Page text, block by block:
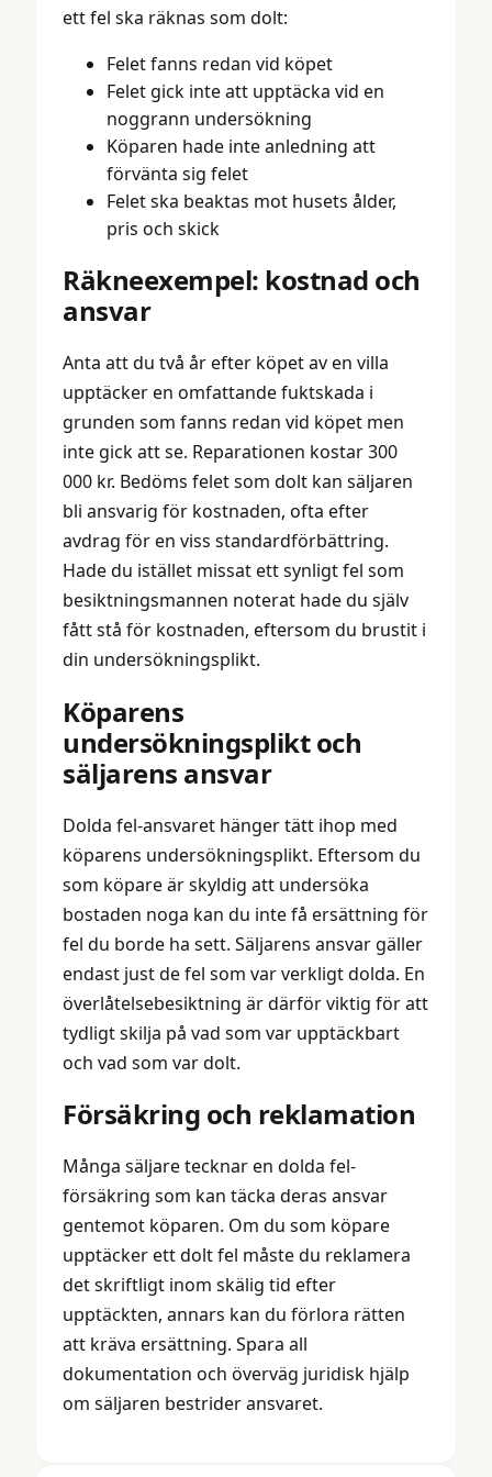
ett fel ska räknas som dolt:
Felet fanns redan vid köpet
Felet gick inte att upptäcka vid en
noggrann undersökning
Köparen hade inte anledning att
förvänta sig felet
Felet ska beaktas mot husets ålder,
pris och skick
Räkneexempel: kostnad och
ansvar
Anta att du två år efter köpet av en villa
upptäcker en omfattande fuktskada i
grunden som fanns redan vid köpet men
inte gick att se. Reparationen kostar 300
000 kr. Bedöms felet som dolt kan säljaren
bli ansvarig för kostnaden, ofta efter
avdrag för en viss standardförbättring.
Hade du istället missat ett synligt fel som
besiktningsmannen noterat hade du själv
fått stå för kostnaden, eftersom du brustit i
din undersökningsplikt.
Köparens
undersökningsplikt och
säljarens ansvar
Dolda fel-ansvaret hänger tätt ihop med
köparens undersökningsplikt. Eftersom du
som köpare är skyldig att undersöka
bostaden noga kan du inte få ersättning för
fel du borde ha sett. Säljarens ansvar gäller
endast just de fel som var verkligt dolda. En
överlåtelsebesiktning är därför viktig för att
tydligt skilja på vad som var upptäckbart
och vad som var dolt.
Försäkring och reklamation
Många säljare tecknar en dolda fel-
försäkring som kan täcka deras ansvar
gentemot köparen. Om du som köpare
upptäcker ett dolt fel måste du reklamera
det skriftligt inom skälig tid efter
upptäckten, annars kan du förlora rätten
att kräva ersättning. Spara all
dokumentation och överväg juridisk hjälp
om säljaren bestrider ansvaret.